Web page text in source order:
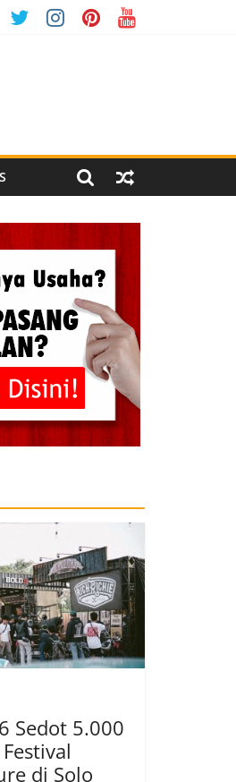
Sedot 5.000
di Solo